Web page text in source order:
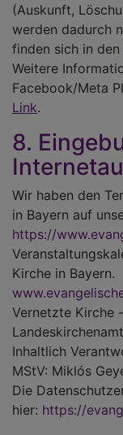
(Auskunft,
werden dadurch
finden sich in den
Weitere
Facebook/Meta
Link.
8.
Wir haben den
in Bayern auf
https://
Kirche in Bayern.
Vernetzte Kirche
Inhaltlich
MStV: Miklós
Die
hier: https://